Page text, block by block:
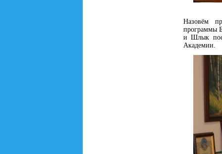
Назовём
программы
и Шлык
Академии.